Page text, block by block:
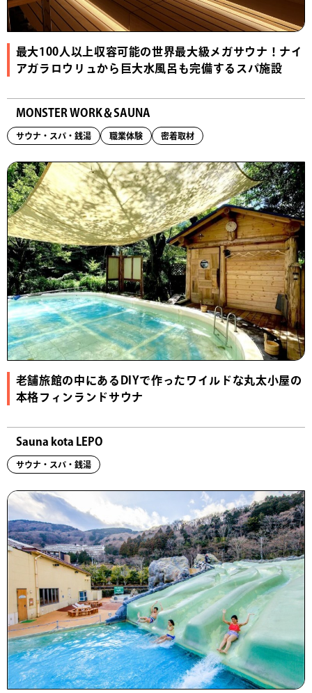
最大100人以上収容可能の世界最大級メガサウナ！ナイ
アガラロウリュから巨大水風呂も完備するスパ施設
MONSTER WORK＆SAUNA
サウナ・スパ・銭湯 職業体験 密着取材
老舗旅館の中にあるDIYで作ったワイルドな丸太小屋の
本格フィンランドサウナ
Sauna kota LEPO
サウナ・スパ・銭湯